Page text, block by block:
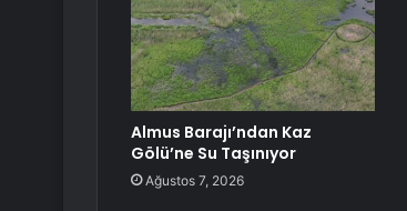
Almus Barajı’ndan Kaz
Gölü’ne Su Taşınıyor
Ağustos 7, 2026